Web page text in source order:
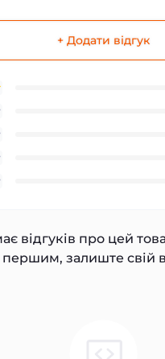
+ Додати відгук
відгуків про цей
першим, залиште свій